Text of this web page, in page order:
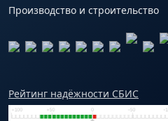
Производство и строительство
Рейтинг надёжности СБИС